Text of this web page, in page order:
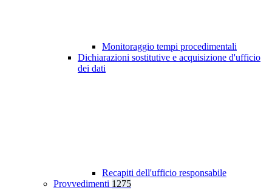
Monitoraggio tempi procedimentali
Dichiarazioni sostitutive e acquisizione d'ufficio
dei dati
Recapiti dell'ufficio responsabile
Provvedimenti 1275